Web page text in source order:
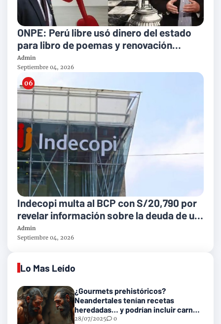
ONPE: Perú libre usó dinero del estado
para libro de poemas y renovación
popular en biografía de López Aliaga
Admin
Septiembre 04, 2026
Indecopi multa al BCP con S/20,790 por
revelar información sobre la deuda de un
cliente
Admin
Septiembre 04, 2026
Lo Mas Leído
¿Gourmets prehistóricos?
Neandertales tenían recetas
heredadas… y podrían incluir carne
con gusanos
28/07/2025 0